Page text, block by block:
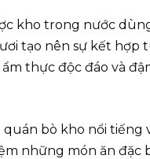
kho trong nước
tạo nên sự kết hợp
thực độc đáo và
bò kho nổi tiếng
những món ăn đặc